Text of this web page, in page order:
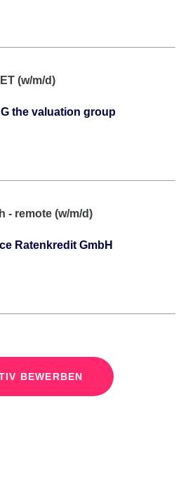
(w/m/d)
Value AG the valuation group
- remote (w/m/d)
Europace Ratenkredit GmbH
BEWERBEN